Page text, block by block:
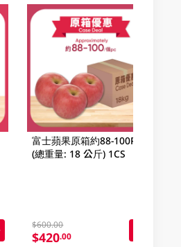
富士蘋果原箱約88-100PC
(總重量: 18 公斤) 1CS
$600.00
$420.00